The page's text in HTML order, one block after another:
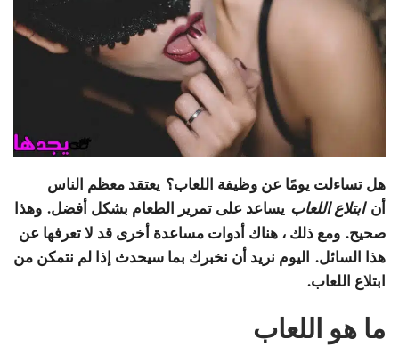
هل تساءلت يومًا عن وظيفة اللعاب؟ يعتقد معظم الناس
أنابتلاع اللعاب يساعد على تمرير الطعام بشكل أفضل. وهذا
صحيح. ومع ذلك ، هناك أدوات مساعدة أخرى قد لا تعرفها عن
هذا السائل. اليوم نريد أن نخبرك بما سيحدث إذا لم نتمكن من
ابتلاع اللعاب.
ما هو اللعاب